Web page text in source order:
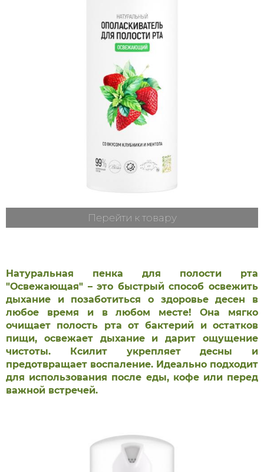
Перейти к товару
Натуральная пенка для полости рта
"Освежающая" – это быстрый способ освежить
дыхание и позаботиться о здоровье десен в
любое время и в любом месте! Она мягко
очищает полость рта от бактерий и остатков
пищи, освежает дыхание и дарит ощущение
чистоты. Ксилит укрепляет десны и
предотвращает воспаление. Идеально подходит
для использования после еды, кофе или перед
важной встречей.